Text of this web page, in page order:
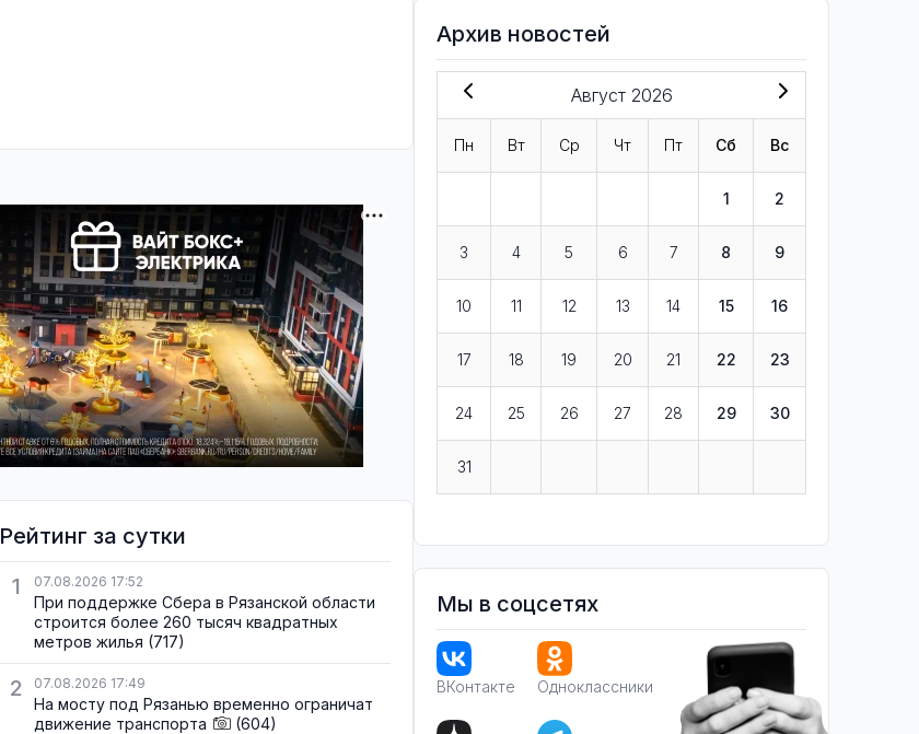
Рейтинг за сутки
1
07.08.2026 17:52
При поддержке Сбера в Рязанской области
строится более 260 тысяч квадратных
метров жилья (717)
2 07.08.2026 17:49
На мосту под Рязанью временно ограничат
движение транспорта
(604)
Архив новостей
Август 2026
Пн Вт Ср Чт Пт Сб Вс
1 2
3 4 5 6 7 8 9
10 11 12 13 14 15 16
17 18 19 20 21 22 23
24 25 26 27 28 29 30
31
Мы в соцсетях
ВКонтакте Одноклассники